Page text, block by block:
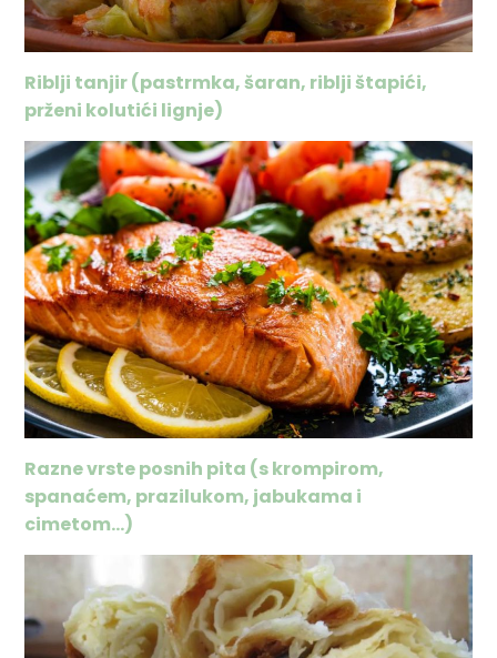
Riblji tanjir (pastrmka, šaran, riblji štapići,
prženi kolutići lignje)
Razne vrste posnih pita (s krompirom,
spanaćem, prazilukom, jabukama i
cimetom…)